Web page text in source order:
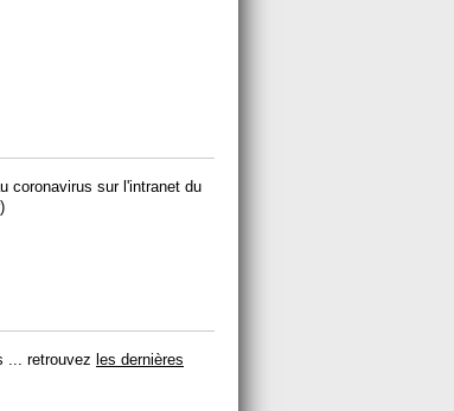
coronavirus sur l'intranet du
)
... retrouvez les dernières